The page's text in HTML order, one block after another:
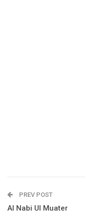
PREV POST
Al Nabi Ul Muater